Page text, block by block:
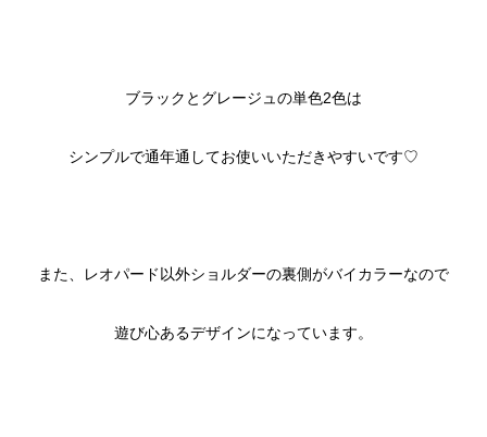
ブラックとグレージュの単色2色は
シンプルで通年通してお使いいただきやすいです♡
また、レオパード以外ショルダーの裏側がバイカラーなので
遊び心あるデザインになっています。